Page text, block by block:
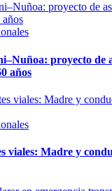
proyecto de
años
viales: Madre y